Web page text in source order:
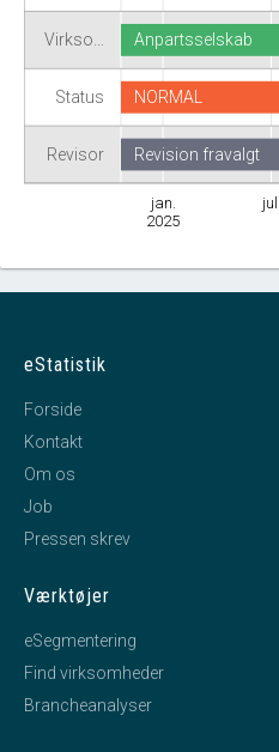
Virkso…
Status
Revisor
jan.
2025
jul.
Anpartsselskab
NORMAL
Revision fravalgt
eStatistik
Forside
Kontakt
Om os
Job
Pressen skrev
Værktøjer
eSegmentering
Find virksomheder
Brancheanalyser